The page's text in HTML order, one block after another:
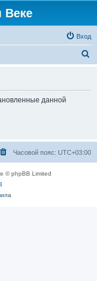
Веке
Вход
данной
Часовой пояс: UTC+03:00
© phpBB Limited